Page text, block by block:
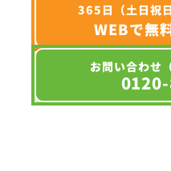
365日（土日祝
WEBで無
お問い合わせ